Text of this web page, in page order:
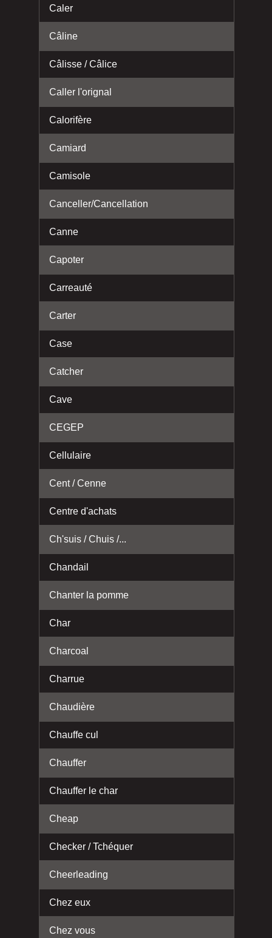
Caler
Câline
Câlisse / Câlice
Caller l'orignal
Calorifère
Camiard
Camisole
Canceller/Cancellation
Canne
Capoter
Carreauté
Carter
Case
Catcher
Cave
CEGEP
Cellulaire
Cent / Cenne
Centre d'achats
Ch'suis / Chuis /...
Chandail
Chanter la pomme
Char
Charcoal
Charrue
Chaudière
Chauffe cul
Chauffer
Chauffer le char
Cheap
Checker / Tchéquer
Cheerleading
Chez eux
Chez vous